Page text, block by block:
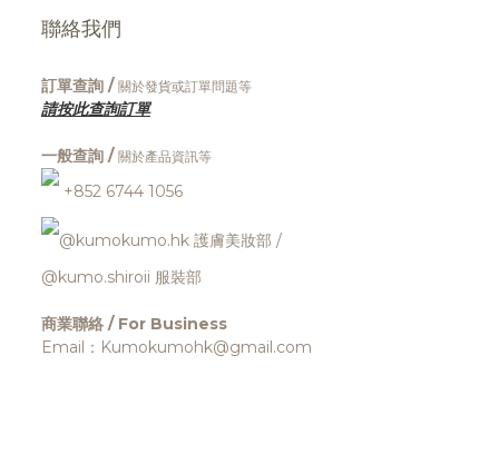
聯絡我們
訂單查詢 / 關於發貨或訂單問題等
請按此查詢訂單
一般查詢 / 關於產品資訊等
+852 6744 1056
@kumokumo.hk 護膚美妝部 /
@kumo.shiroii 服裝部
商業聯絡 / For Business
Email：Kumokumohk@gmail.com